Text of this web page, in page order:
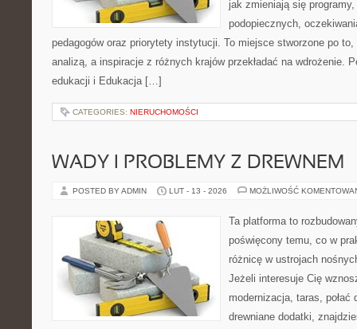
jak zmieniają się
podopiecznych,
pedagogów oraz priorytety instytucji. To miejsce stworzone po
analizą, a inspiracje z różnych krajów przekładać na wdrożenie.
edukacji i Edukacja […]
CATEGORIES: NIERUCHOMOŚCI
WADY I PROBLEMY Z DREWNEM
POSTED BY ADMIN LUT - 13 - 2026 MOŻLIWOŚĆ
Ta platforma to
poświęcony temu, co w
różnicę w ustrojach
Jeżeli interesuje Cię
modernizacja, taras, połać
drewniane dodatki,